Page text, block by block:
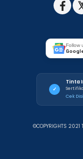
Follow
✓
Tinta
Cek
©COPYRIGHTS 2021